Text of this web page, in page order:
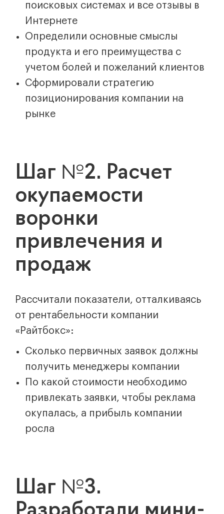
поисковых системах и все отзывы в
Интернете
Определили основные смыслы
продукта и его преимущества с
учетом болей и пожеланий клиентов
Сформировали стратегию
позиционирования компании на
рынке
Шаг №2. Расчет
окупаемости
воронки
привлечения и
продаж
Рассчитали показатели, отталкиваясь
от рентабельности компании
«Райтбокс»:
Сколько первичных заявок должны
получить менеджеры компании
По какой стоимости необходимо
привлекать заявки, чтобы реклама
окупалась, а прибыль компании
росла
Шаг №3.